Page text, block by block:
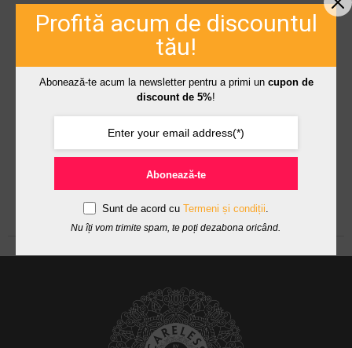
Profită acum de discountul
tău!
Abonează-te acum la newsletter pentru a primi un cupon de
discount de 5%!
Abonează-te
Sunt de acord cu Termeni și condiții.
Nu îți vom trimite spam, te poți dezabona oricând.